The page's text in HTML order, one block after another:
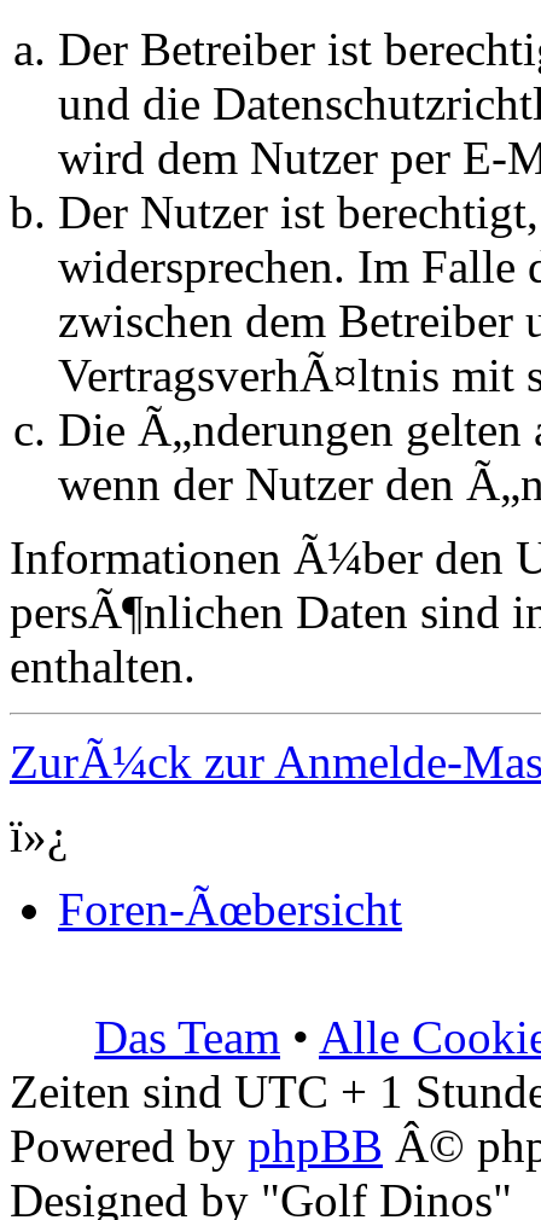
Der Betreiber ist
und die
wird dem Nutzer per E-
Der Nutzer ist
widersprechen. Im Falle
zwischen dem Betreiber
VertragsverhÃ¤ltnis mit
Die Ã„nderungen
wenn der Nutzer den
Informationen Ã¼ber den
persÃ¶nlichen Daten sind
enthalten.
ZurÃ¼ck zur Anmelde-
ï»¿
Foren-Ãœbersicht
Das Team • Alle
Zeiten sind UTC + 1
Powered by phpBB Â©
Designed by "Golf Dinos"